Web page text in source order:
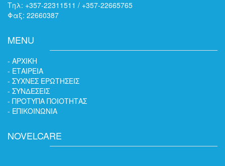
Τηλ: +357-22311511 / +357-22665765
Φαξ: 22660387
MENU
- ΑΡΧΙΚΗ
- ΕΤΑΙΡEΙΑ
- ΣΥΧΝΕΣ ΕΡΩΤΗΣΕΙΣ
- ΣΥΝΔΕΣΕΙΣ
- ΠΡΟΤΥΠΑ ΠΟΙΟΤΗΤΑΣ
- ΕΠΙΚΟΙΝΩΝΙΑ
NOVELCARE